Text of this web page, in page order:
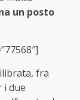
un posto
fra
i due